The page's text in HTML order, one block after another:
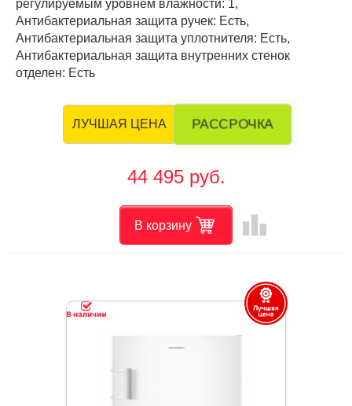
регулируемым уровнем влажности: 1,
Антибактериальная защита ручек: Есть,
Антибактериальная защита уплотнителя: Есть,
Антибактериальная защита внутренних стенок
отделен: Есть
ЛУЧШАЯ ЦЕНА РАССРОЧКА
44 495 руб.
В корзину leaderboard